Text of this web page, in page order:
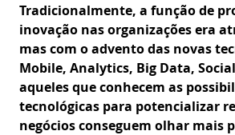
Tradicionalmente, a função de
inovação nas organizações era
mas com o advento das novas
Mobile, Analytics, Big Data,
aqueles que conhecem as
tecnológicas para potencializar
negócios conseguem olhar mais